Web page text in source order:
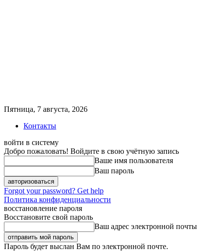
Пятница, 7 августа, 2026
Контакты
войти в систему
Добро пожаловать! Войдите в свою учётную запись
Ваше имя пользователя
Ваш пароль
Forgot your password? Get help
Политика конфиденциальности
восстановление пароля
Восстановите свой пароль
Ваш адрес электронной почты
Пароль будет выслан Вам по электронной почте.